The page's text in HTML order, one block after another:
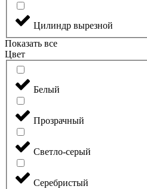
Цилиндр вырезной
Показать все
Цвет
Белый
Прозрачный
Светло-серый
Серебристый